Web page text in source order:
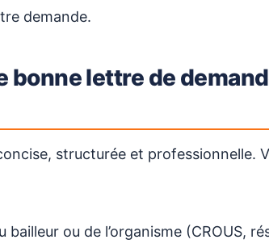
demande.
bonne lettre de
structurée et professionnelle.
bailleur ou de l’organisme (CROUS,